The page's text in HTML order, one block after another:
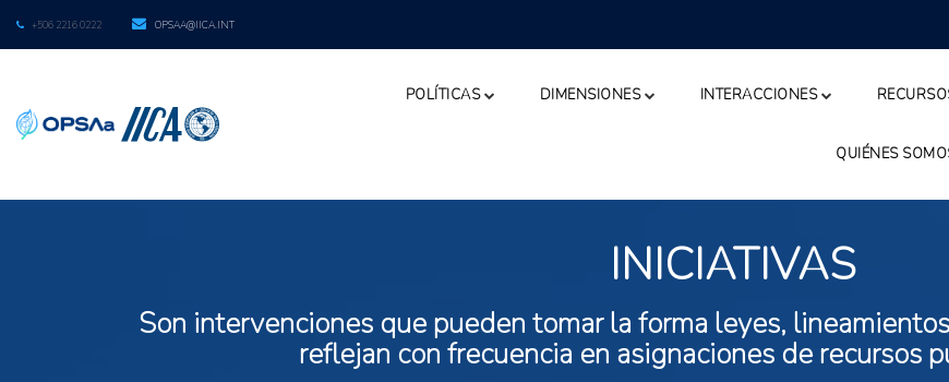
+506 2216 0222 OPSAA@IICA.INT
POLÍTICAS DIMENSIONES INTERACCIONES
QUIÉNES
INICIATIVAS
Son intervenciones que pueden tomar la forma leyes,
reflejan con frecuencia en asignaciones de recursos